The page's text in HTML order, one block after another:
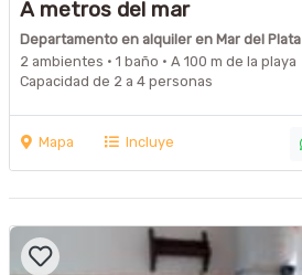
A metros del mar
Departamento en alquiler en Mar del Plata
2 ambientes · 1 baño · A 100 m de la playa
Capacidad de 2 a 4 personas
Mapa Incluye